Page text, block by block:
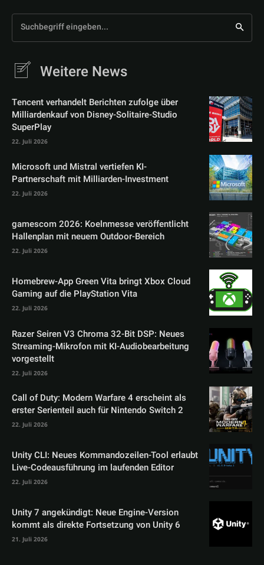
Suchbegriff eingeben...
Weitere News
Tencent verhandelt Berichten zufolge über
Milliardenkauf von Disney-Solitaire-Studio
SuperPlay
22. Juli 2026
Microsoft und Mistral vertiefen KI-
Partnerschaft mit Milliarden-Investment
22. Juli 2026
gamescom 2026: Koelnmesse veröffentlicht
Hallenplan mit neuem Outdoor-Bereich
22. Juli 2026
Homebrew-App Green Vita bringt Xbox Cloud
Gaming auf die PlayStation Vita
22. Juli 2026
Razer Seiren V3 Chroma 32-Bit DSP: Neues
Streaming-Mikrofon mit KI-Audiobearbeitung
vorgestellt
22. Juli 2026
Call of Duty: Modern Warfare 4 erscheint als
erster Serienteil auch für Nintendo Switch 2
22. Juli 2026
Unity CLI: Neues Kommandozeilen-Tool erlaubt
Live-Codeausführung im laufenden Editor
22. Juli 2026
Unity 7 angekündigt: Neue Engine-Version
kommt als direkte Fortsetzung von Unity 6
21. Juli 2026